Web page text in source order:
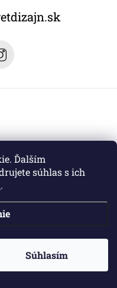
Ďalším
súhlas s ich
.
Súhlasím
práva vyhradené.